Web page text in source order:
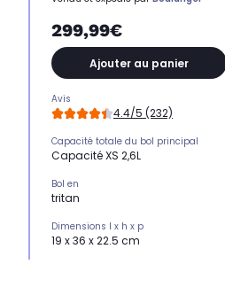
299,99€
Ajouter au panier
Avis
4.4/5 (232)
Capacité totale du bol principal
Capacité XS 2,6L
Bol en
tritan
Dimensions l x h x p
19 x 36 x 22.5 cm